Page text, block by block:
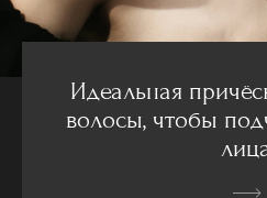
Идеальная
волосы, чтобы